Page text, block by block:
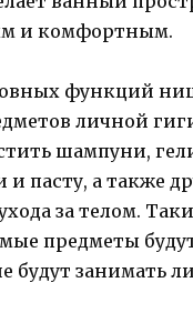
и комфортным.
функций
личной
шампуни,
пасту, а также
за телом.
предметы
будут занимать